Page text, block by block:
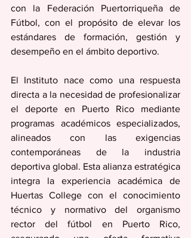
con la Federación Puertorriqueña de
Fútbol, con el propósito de elevar los
estándares de formación, gestión y
desempeño en el ámbito deportivo.
El Instituto nace como una respuesta
directa a la necesidad de profesionalizar
el deporte en Puerto Rico mediante
programas académicos especializados,
alineados con las exigencias
contemporáneas de la industria
deportiva global. Esta alianza estratégica
integra la experiencia académica de
Huertas College con el conocimiento
técnico y normativo del organismo
rector del fútbol en Puerto Rico,